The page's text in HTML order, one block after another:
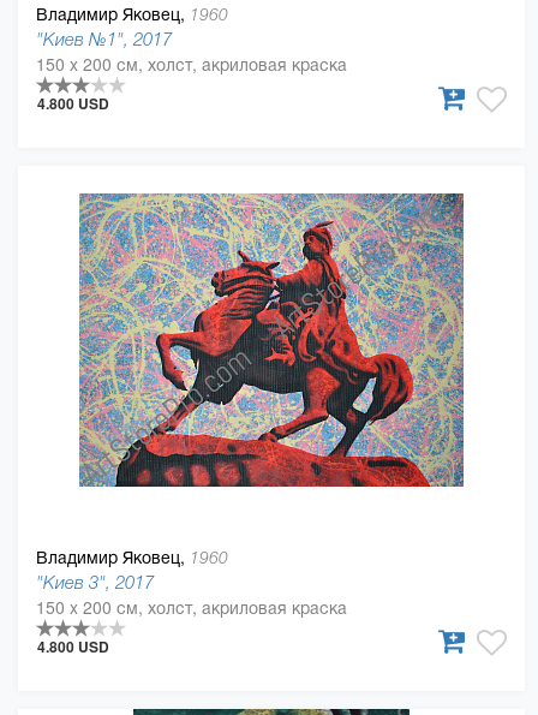
Владимир Яковец, 1960
"Киев №1", 2017
150 x 200 см, холст, акриловая краска
4.800 USD
Владимир Яковец, 1960
"Киев 3", 2017
150 x 200 см, холст, акриловая краска
4.800 USD